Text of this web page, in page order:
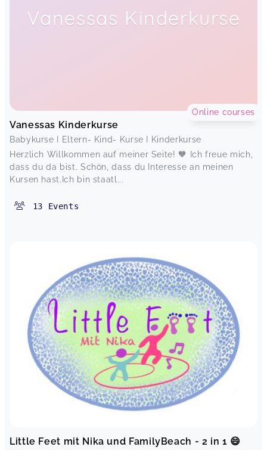
Vanessas Kinderkurse
Vanessas Kinderkurse
Babykurse I Eltern- Kind- Kurse I Kinderkurse
Herzlich Willkommen auf meiner Seite! 🧡 Ich freue mich,
dass du da bist. Schön, dass du Interesse an meinen
Kursen hast.Ich bin staatl...
Online courses
13 Events
Little Feet mit Nika und FamilyBeach - 2 in 1 😄